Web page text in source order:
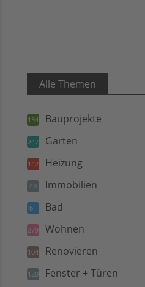
Alle Themen
134 Bauprojekte
247 Garten
142 Heizung
48 Immobilien
61 Bad
279 Wohnen
104 Renovieren
120 Fenster + Türen